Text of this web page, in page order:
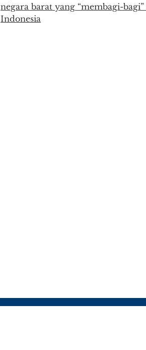
negara barat yang “membagi-
Indonesia